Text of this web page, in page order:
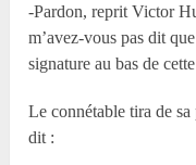
-Pardon, reprit Victor
m’avez-vous pas dit
signature au bas de
Le connétable tira de
dit :